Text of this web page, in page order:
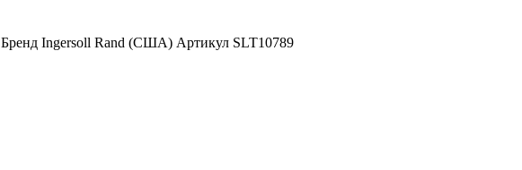
Ingersoll Rand (США) Артикул SLT10789